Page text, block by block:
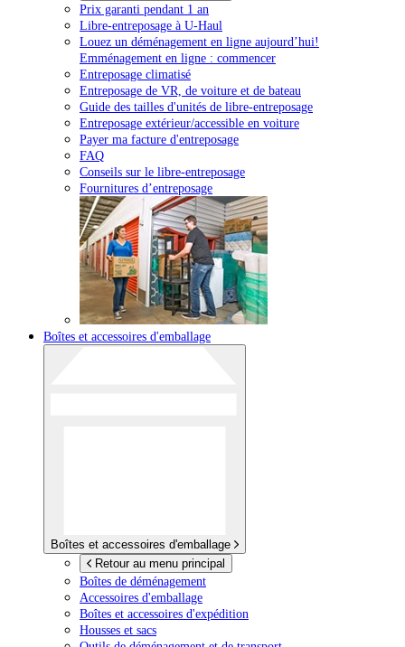
Prix garanti pendant 1 an
Libre-entreposage à U-Haul
Louez un déménagement en ligne aujourd’hui!
Emménagement en ligne : commencer
Entreposage climatisé
Entreposage de VR, de voiture et de bateau
Guide des tailles d'unités de libre-entreposage
Entreposage extérieur/accessible en voiture
Payer ma facture d'entreposage
FAQ
Conseils sur le libre-entreposage
Fournitures d’entreposage
Boîtes et accessoires d'emballage
Boîtes et accessoires d'emballage
Retour au menu principal
Boîtes de déménagement
Accessoires d'emballage
Boîtes et accessoires d'expédition
Housses et sacs